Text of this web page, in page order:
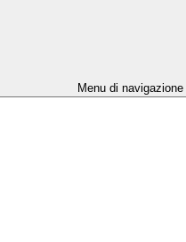
Menu di navigazione